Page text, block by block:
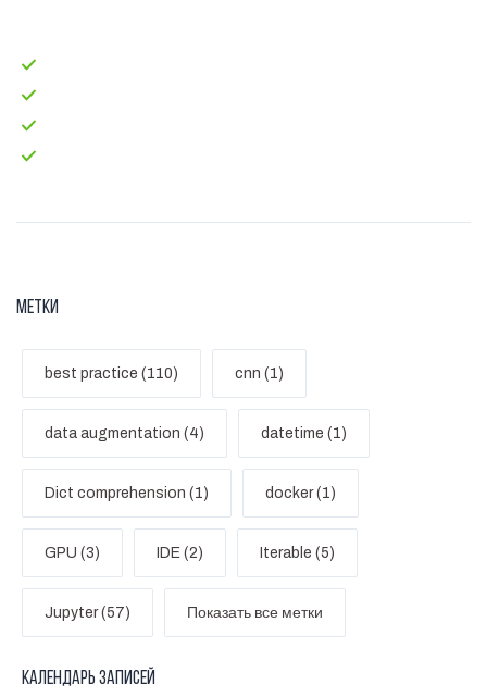
Метки
best practice (110) cnn (1)
data augmentation (4) datetime (1)
Dict comprehension (1) docker (1)
GPU (3) IDE (2) Iterable (5)
Jupyter (57) Показать все метки
Календарь записей